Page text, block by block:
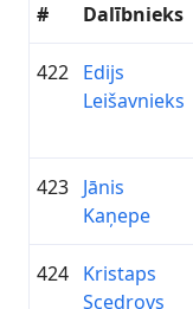
# Dalībnieks
422 Edijs
Leišavnieks
423 Jānis
Kaņepe
424 Kristaps
Scedrovs